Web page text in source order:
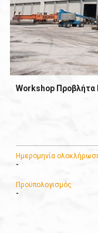
Workshop Προβλήτα
Ημερομηνία
-
Προϋπολογισμός
-